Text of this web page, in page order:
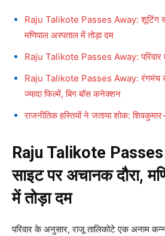
Raju Talikote Passes Away: शूटिंग
मणिपाल अस्पताल में तोड़ा दम
Raju Talikote Passes Away: परिवार में
Raju Talikote Passes Away: रंगमंच
ज्यादा फिल्में, बिग बॉस कनेक्शन
राजनीतिक हस्तियों ने जताया शोक:
Raju Talikote
साइट पर अचानक दौरा,
में तोड़ा दम
परिवार के अनुसार, राजू तालिकोटे एक अनाम